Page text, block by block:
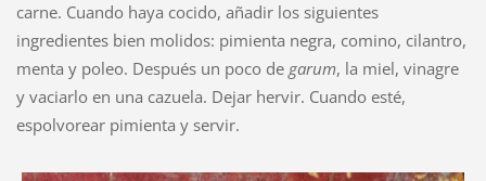
carne. Cuando haya cocido, añadir los siguientes
ingredientes bien molidos: pimienta negra, comino, cilantro,
menta y poleo. Después un poco de garum, la miel, vinagre
y vaciarlo en una cazuela. Dejar hervir. Cuando esté,
espolvorear pimienta y servir.